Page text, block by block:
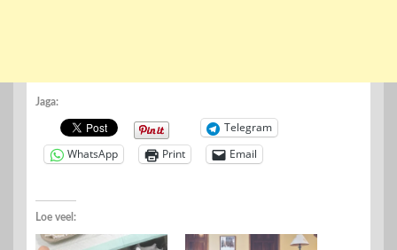
Jaga:
Telegram
WhatsApp
Print Email
Loe veel: